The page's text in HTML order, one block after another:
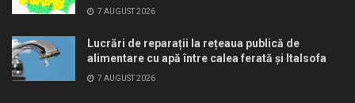
7 AUGUST 2026
Lucrări de reparații la rețeaua publică de
alimentare cu apă între calea ferată și Italsofa
7 AUGUST 2026